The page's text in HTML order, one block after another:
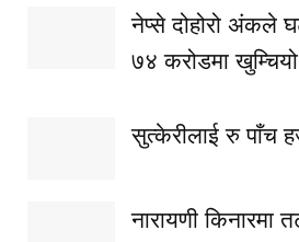
नेप्से दोहोरो अंकले
७४ करोडमा खुम्चियो
सुत्केरीलाई रु पाँच
नारायणी